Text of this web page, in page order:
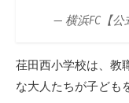
— 横浜FC【公
荏田西小学校は、教
な大人たちが子ども